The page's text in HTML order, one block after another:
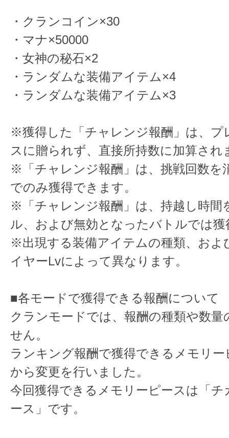
・クランコイン×30
・マナ×50000
・女神の秘石×2
・ランダムな装備アイテム×4
・ランダムな装備アイテム×3
※獲得した「チャレンジ報酬」は、プ
スに贈られず、直接所持数に加算され
※「チャレンジ報酬」は、挑戦回数を
でのみ獲得できます。
※「チャレンジ報酬」は、持越し時間
ル、および無効となったバトルでは
※出現する装備アイテムの種類、およ
イヤーLvによって異なります。
■各モードで獲得できる報酬について
クランモードでは、報酬の種類や数量
せん。
ランキング報酬で獲得できるメモリ
から変更を行いました。
今回獲得できるメモリーピースは「
ース」です。